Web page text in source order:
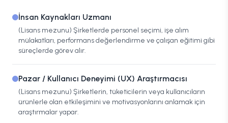
İnsan Kaynakları Uzmanı
(Lisans mezunu) Şirketlerde personel seçimi, işe alım
mülakatları, performans değerlendirme ve çalışan eğitimi gibi
süreçlerde görev alır.
Pazar / Kullanıcı Deneyimi (UX) Araştırmacısı
(Lisans mezunu) Şirketlerin, tüketicilerin veya kullanıcıların
ürünlerle olan etkileşimini ve motivasyonlarını anlamak için
araştırmalar yapar.